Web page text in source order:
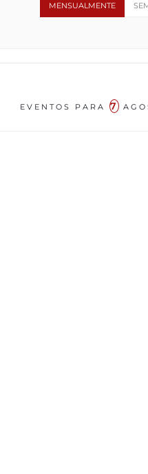
MENSUALMENTE
EVENTOS PARA 7